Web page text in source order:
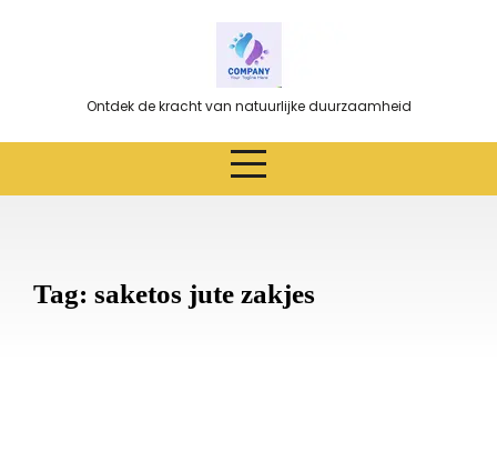
Ontdek de kracht van natuurlijke duurzaamheid
Tag: saketos jute zakjes